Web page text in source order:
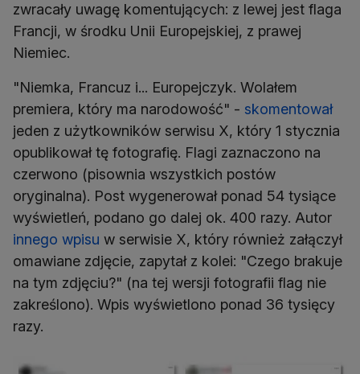
zwracały uwagę komentujących: z lewej jest flaga
Francji, w środku Unii Europejskiej, z prawej
Niemiec.
"Niemka, Francuz i... Europejczyk. Wolałem
premiera, który ma narodowość" - skomentował
jeden z użytkowników serwisu X, który 1 stycznia
opublikował tę fotografię. Flagi zaznaczono na
czerwono (pisownia wszystkich postów
oryginalna). Post wygenerował ponad 54 tysiące
wyświetleń, podano go dalej ok. 400 razy. Autor
innego wpisu w serwisie X, który również załączył
omawiane zdjęcie, zapytał z kolei: "Czego brakuje
na tym zdjęciu?" (na tej wersji fotografii flag nie
zakreślono). Wpis wyświetlono ponad 36 tysięcy
razy.